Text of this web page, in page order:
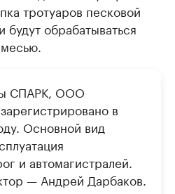
тротуаров песковой
обрабатываться
СПАРК, ООО
в
Основной вид
и автомагистралей.
— Андрей Дарбаков.